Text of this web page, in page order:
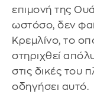
επιμονή της
ωστόσο, δεν
Κρεμλίνο, το
στηριχθεί
στις δικές του
οδηγήσει αυτό.